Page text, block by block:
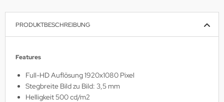
PRODUKTBESCHREIBUNG
Features
Full-HD Auflösung 1920x1080 Pixel
Stegbreite Bild zu Bild: 3,5 mm
Helligkeit 500 cd/m2